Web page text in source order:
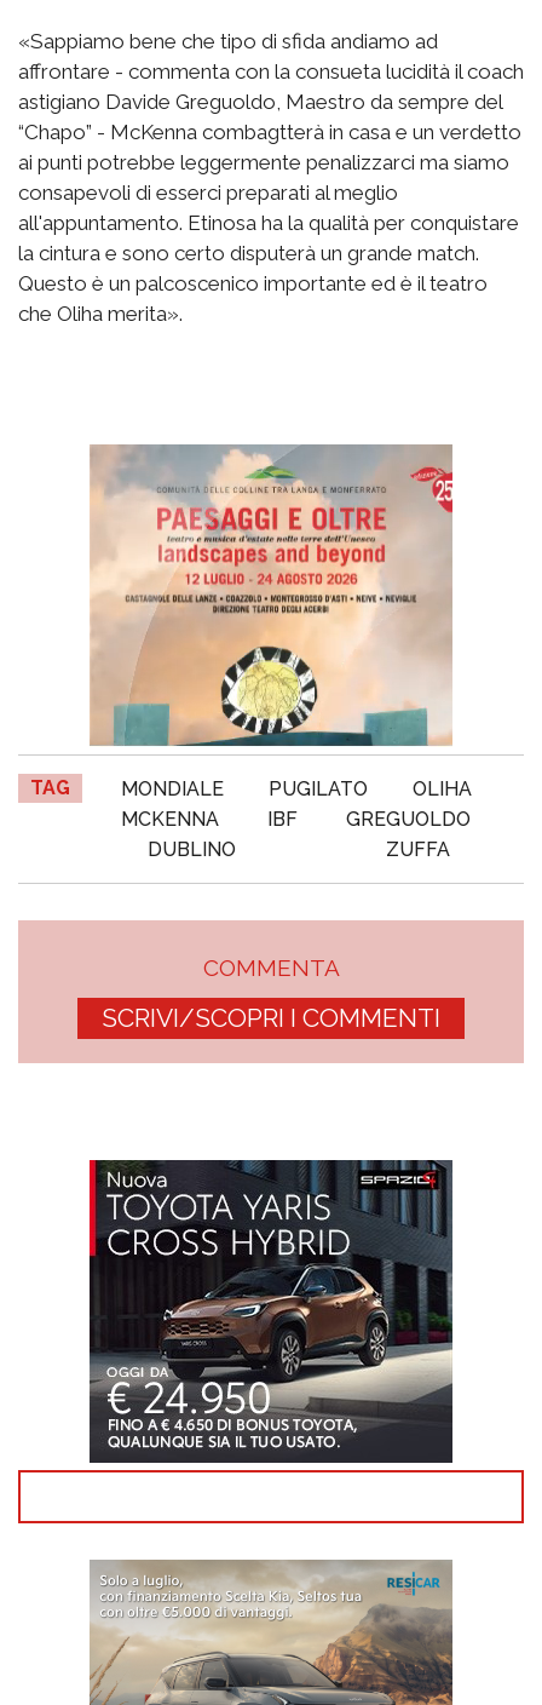
«Sappiamo bene che tipo di sfida andiamo ad
affrontare - commenta con la consueta lucidità il coach
astigiano Davide Greguoldo, Maestro da sempre del
“Chapo” - McKenna combagtterà in casa e un verdetto
ai punti potrebbe leggermente penalizzarci ma siamo
consapevoli di esserci preparati al meglio
all'appuntamento. Etinosa ha la qualità per conquistare
la cintura e sono certo disputerà un grande match.
Questo è un palcoscenico importante ed è il teatro
che Oliha merita».
TAG MONDIALE PUGILATO
OLIHA
MCKENNA
IBF
GREGUOLDO
DUBLINO
ZUFFA
COMMENTA
SCRIVI/SCOPRI I COMMENTI